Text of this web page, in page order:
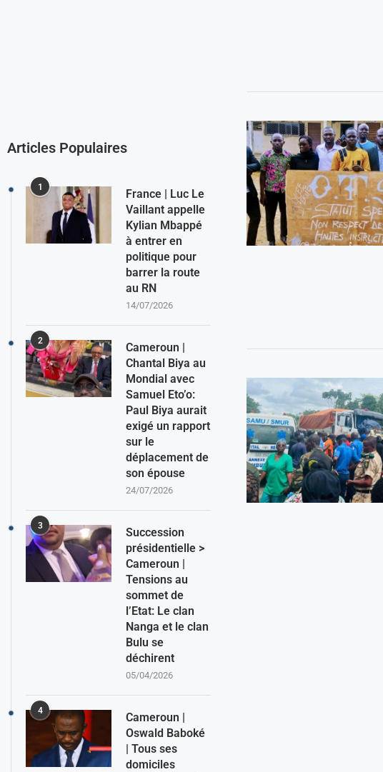
Articles Populaires
1
France | Luc Le
Vaillant appelle
Kylian Mbappé
à entrer en
politique pour
barrer la route
au RN
14/07/2026
2
Cameroun |
Chantal Biya au
Mondial avec
Samuel Eto’o:
Paul Biya aurait
exigé un rapport
sur le
déplacement de
son épouse
24/07/2026
3
Succession
présidentielle >
Cameroun |
Tensions au
sommet de
l’Etat: Le clan
Nanga et le clan
Bulu se
déchirent
05/04/2026
4
Cameroun |
Oswald Baboké
| Tous ses
domiciles